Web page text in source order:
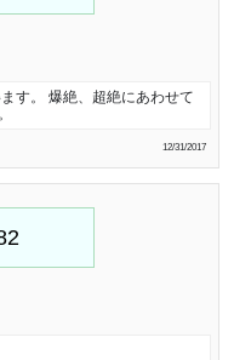
す。 爆絶、超絶にあわせて
12/31/2017